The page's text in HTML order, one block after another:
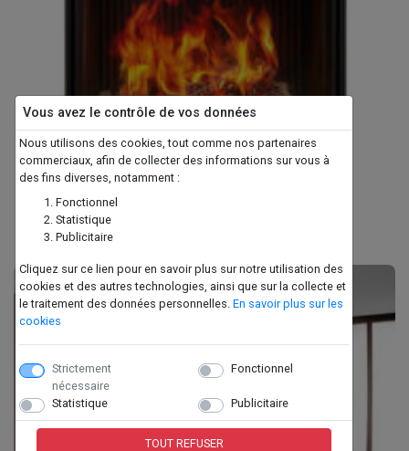
Vous avez le contrôle de vos données
Nous utilisons des cookies, tout comme nos partenaires
commerciaux, afin de collecter des informations sur vous à
des fins diverses, notamment :
Fonctionnel
Statistique
Publicitaire
Cliquez sur ce lien pour en savoir plus sur notre utilisation des
cookies et des autres technologies, ainsi que sur la collecte et
le traitement des données personnelles. En savoir plus sur les
cookies
Strictement
nécessaire
Fonctionnel
Statistique Publicitaire
TOUT REFUSER
BARBAS - EVOLUX 70-55